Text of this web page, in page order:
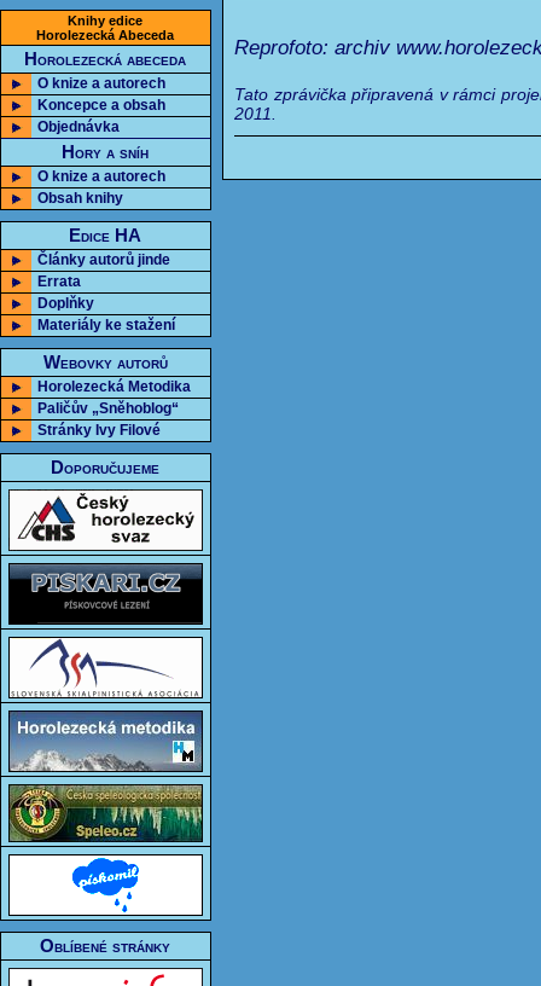
Knihy edice
Horolezecká Abeceda
Horolezecká abeceda
O knize a autorech
Koncepce a obsah
Objednávka
Hory a sníh
O knize a autorech
Obsah knihy
Edice HA
Články autorů jinde
Errata
Doplňky
Materiály ke stažení
Webovky autorů
Horolezecká Metodika
Paličův „Sněhoblog“
Stránky Ivy Filové
Doporučujeme
Oblíbené stránky
Reprofoto: archiv
Tato zprávička připravená v rámci
2011.